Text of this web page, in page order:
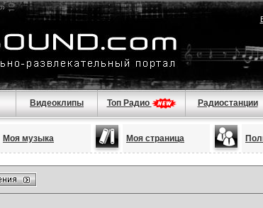
Видеоклипы Топ Радио Радиостанции
Моя музыка Моя страница